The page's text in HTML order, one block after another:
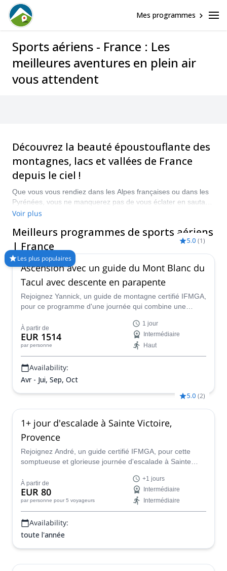
Mes programmes
Sports aériens - France : Les
meilleures aventures en plein air
vous attendent
Découvrez la beauté époustouflante des
montagnes, lacs et vallées de France
depuis le ciel !
Que vous vous rendiez dans les Alpes françaises ou dans les
Pyrénées, vous ne manquerez pas de vous éclater en sautant
du haut de certains des sommets les plus emblématiques de
l'adrénaline en pratiquant le paralpinisme là où ce sport a vu le
jour ! Comparez et réservez un guide certifié pour votre
programme sur Explore-Share.com : Plus de 1500 guides, plus
de 70 pays et plus de 8000 programmes différents à choisir.
Faites votre choix parmi notre sélection de programmes de
paralpinisme en France. La montagne vous appelle !
Voir plus
Meilleurs programmes de sports aériens
| France
Les plus populaires
5.0 (1)
Ascension avec un guide du Mont Blanc du
Tacul avec descente en parapente
Rejoignez Yannick, un guide de montagne certifié IFMGA,
pour ce programme d'une journée qui combine une
m situé au milieu du massif du Mont Blanc, avec une
incroyable descente en parapente jusqu'à Chamonix.
À partir de
EUR 1514
par personne
1 jour
Intermédiaire
Haut
Availability:
Avr - Jui, Sep, Oct
5.0 (2)
1+ jour d'escalade à Sainte Victoire,
Provence
Rejoignez André, un guide certifié IFMGA, pour cette
somptueuse et glorieuse journée d'escalade à Sainte
France qui offre des vues spectaculaires sur la
campagne française idyllique, et une grande variété de
voies et de sites d'escalade.
À partir de
EUR 80
par personne pour 5 voyageurs
+1 jours
Intermédiaire
Intermédiaire
Availability:
toute l'année